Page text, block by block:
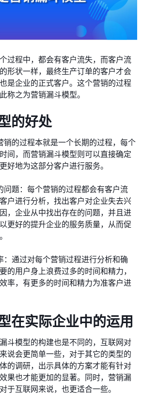
过程中，都会有客户流失，而客户流
形状一样，最终生产订单的客户才会
是企业的正式客户。这个营销的过程
称之为营销漏斗模型。
的好处
销的过程本就是一个长期的过程，每个
间，而营销漏斗模型则可以直接确定
好地为这部分客户进行服务。
问题：每个营销的过程都会有客户流
户进行分析，找出客户对企业失去兴
，企业从中找出存在的问题，并且进
更好的提升企业的服务质量，从而促
：通过对每个营销过程进行分析和确
的用户身上浪费过多的时间和精力，
率，有更多的时间和精力为准客户进
在实际企业中的运用
斗模型的构建也是不同的，互联网对
说会更简单一些，对于其它的类型的
的调研，出示具体的方案才能有针对
果也才能更加的显著。同时，营销漏
于互联网来说，也更适合一些。